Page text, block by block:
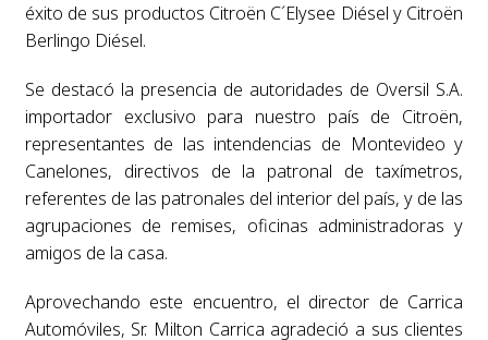
éxito de sus productos Citroën C´Elysee Diésel y Citroën
Berlingo Diésel.
Se destacó la presencia de autoridades de Oversil S.A.
importador exclusivo para nuestro país de Citroën,
representantes de las intendencias de Montevideo y
Canelones, directivos de la patronal de taxímetros,
referentes de las patronales del interior del país, y de las
agrupaciones de remises, oficinas administradoras y
amigos de la casa.
Aprovechando este encuentro, el director de Carrica
Automóviles, Sr. Milton Carrica agradeció a sus clientes